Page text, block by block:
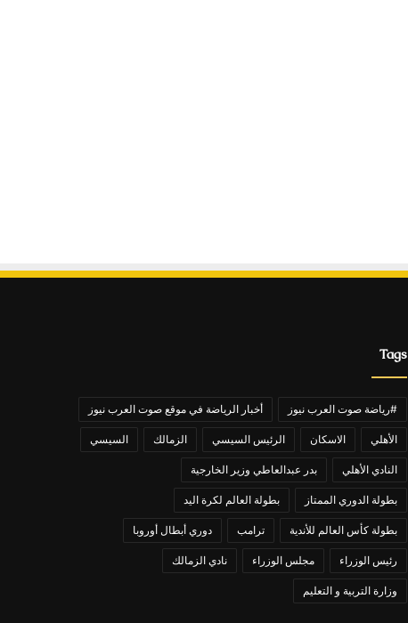
Tags
#رياضة صوت العرب نيوز أخبار الرياضة في موقع صوت العرب نيوز
الأهلي الاسكان الرئيس السيسي الزمالك السيسي
النادي الأهلي بدر عبدالعاطي وزير الخارجية
بطولة الدوري الممتاز بطولة العالم لكرة اليد
بطولة كأس العالم للأندية ترامب دوري أبطال أوروبا
رئيس الوزراء مجلس الوزراء نادي الزمالك
وزارة التربية و التعليم